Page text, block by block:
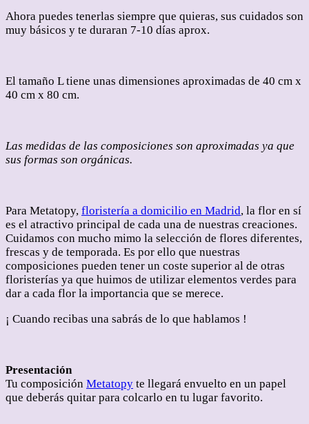
Ahora puedes tenerlas siempre que quieras, sus cuidados son
muy básicos y te duraran 7-10 días aprox.
El tamaño L tiene unas dimensiones aproximadas de 40 cm x
40 cm x 80 cm.
Las medidas de las composiciones son aproximadas ya que
sus formas son orgánicas.
Para Metatopy, floristería a domicilio en Madrid, la flor en sí
es el atractivo principal de cada una de nuestras creaciones.
Cuidamos con mucho mimo la selección de flores diferentes,
frescas y de temporada. Es por ello que nuestras
composiciones pueden tener un coste superior al de otras
floristerías ya que huimos de utilizar elementos verdes para
dar a cada flor la importancia que se merece.
¡ Cuando recibas una sabrás de lo que hablamos !
Presentación
Tu composición Metatopy te llegará envuelto en un papel
que deberás quitar para colcarlo en tu lugar favorito.